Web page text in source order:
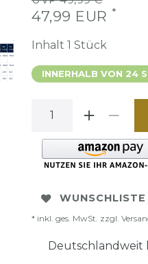
47,99 EUR *
Inhalt 1 Stück
INNERHALB VON 24
WUNSCHLISTE
* inkl. ges. MwSt. zzgl.
Deutschlandweit